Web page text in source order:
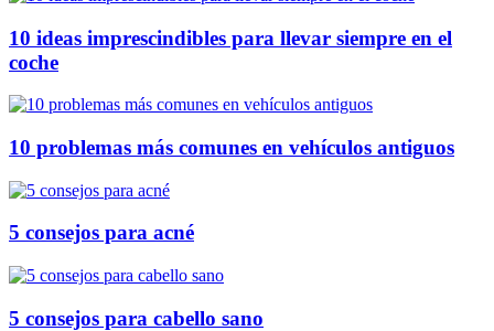
10 ideas imprescindibles para llevar siempre en el
coche
10 problemas más comunes en vehículos antiguos
5 consejos para acné
5 consejos para cabello sano